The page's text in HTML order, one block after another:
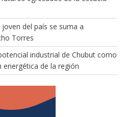
del país se suma a
Torres
industrial de Chubut como
de la región